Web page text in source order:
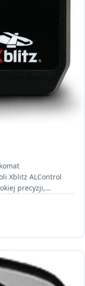
Xblitz ALControl
precyzji,